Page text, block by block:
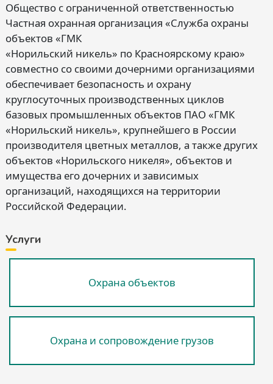
Общество с ограниченной ответственностью
Частная охранная организация «Служба охраны
объектов «ГМК
«Норильский никель» по Красноярскому краю»
совместно со своими дочерними организациями
обеспечивает безопасность и охрану
круглосуточных производственных циклов
базовых промышленных объектов ПАО «ГМК
«Норильский никель», крупнейшего в России
производителя цветных металлов, а также других
объектов «Норильского никеля», объектов и
имущества его дочерних и зависимых
организаций, находящихся на территории
Российской Федерации.
Услуги
Охрана объектов
Охрана и сопровождение грузов